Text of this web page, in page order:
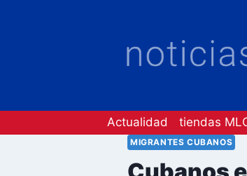
Actualidad tiendas
MIGRANTES CUBANOS